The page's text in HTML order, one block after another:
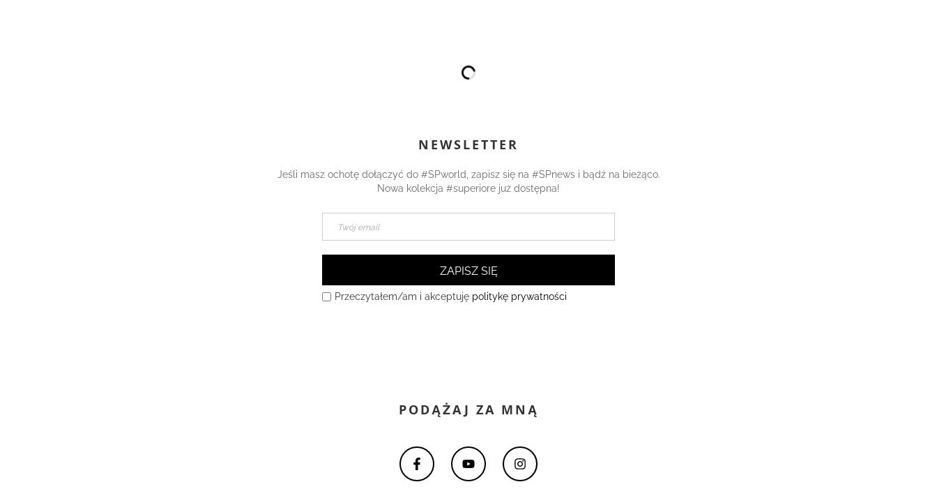
NEWSLETTER
Jeśli masz ochotę dołączyć do #SPworld, zapisz się na #SPnews i bądź na bieżąco.
Nowa kolekcja #superiore już dostępna!
ZAPISZ SIĘ
Przeczytałem/am i akceptuję politykę prywatności
PODĄŻAJ ZA MNĄ